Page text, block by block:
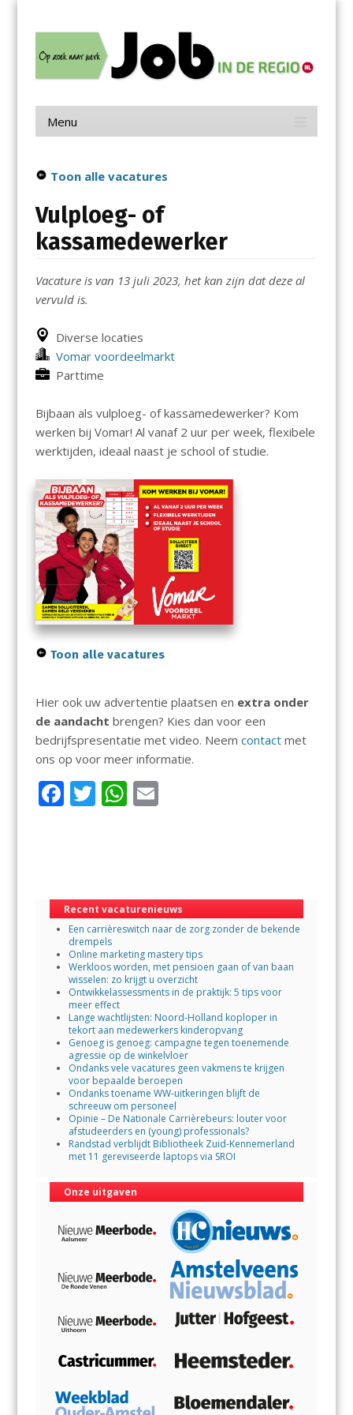
contentJob in de Regio
Menu
Toon alle vacatures
Vulploeg- of
kassamedewerker
Vacature is van 13 juli 2023, het kan zijn dat deze al
vervuld is.
Diverse locaties
Vomar voordeelmarkt
Parttime
Bijbaan als vulploeg- of kassamedewerker? Kom
werken bij Vomar! Al vanaf 2 uur per week, flexibele
werktijden, ideaal naast je school of studie.
Toon alle vacatures
Hier ook uw advertentie plaatsen en extra onder
de aandacht brengen? Kies dan voor een
bedrijfspresentatie met video. Neem contactmet
ons op voor meer informatie.
F
o
o
k
T W
A
p
p
E
Recent vacaturenieuws
Een carrièreswitch naar de zorg zonder de bekende
drempels
Online marketing mastery tips
Werkloos worden, met pensioen gaan of van baan
wisselen: zo krijgt u overzicht
Ontwikkelassessments in de praktijk: 5 tips voor
meer effect
Lange wachtlijsten: Noord-Holland koploper in
tekort aan medewerkers kinderopvang
Genoeg is genoeg: campagne tegen toenemende
agressie op de winkelvloer
Ondanks vele vacatures geen vakmens te krijgen
voor bepaalde beroepen
Ondanks toename WW-uitkeringen blijft de
schreeuw om personeel
Opinie – De Nationale Carrièrebeurs: louter voor
afstudeerders en (young) professionals?
Randstad verblijdt Bibliotheek Zuid-Kennemerland
met 11 gereviseerde laptops via SROI
Onze uitgaven